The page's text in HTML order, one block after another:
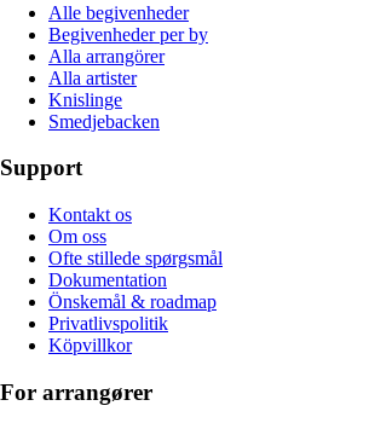
Alle begivenheder
Begivenheder per by
Alla arrangörer
Alla artister
Knislinge
Smedjebacken
Support
Kontakt os
Om oss
Ofte stillede spørgsmål
Dokumentation
Önskemål & roadmap
Privatlivspolitik
Köpvillkor
For arrangører